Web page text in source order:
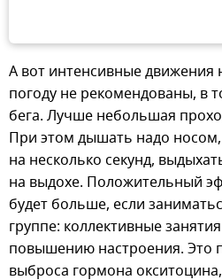
А вот интенсивные движения
погоду не рекомендованы, в
бега. Лучше небольшая
При этом дышать надо
на несколько секунд,
на выдохе. Положительный
будет больше, если
группе: коллективные
повышению настроения. Это
выброса гормона